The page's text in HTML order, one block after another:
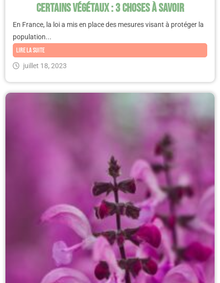
certains végétaux : 3 choses à savoir
En France, la loi a mis en place des mesures visant à protéger la
population...
Lire la suite
juillet 18, 2023